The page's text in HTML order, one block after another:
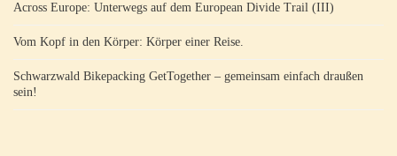
Across Europe: Unterwegs auf dem European Divide Trail (III)
Vom Kopf in den Körper: Körper einer Reise.
Schwarzwald Bikepacking GetTogether – gemeinsam einfach draußen
sein!